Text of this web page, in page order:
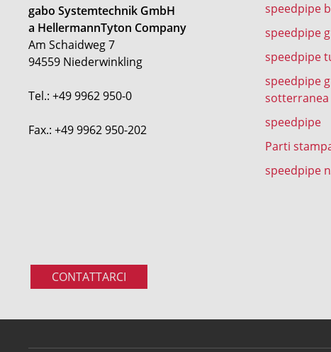
gabo Systemtechnik GmbH
a HellermannTyton Company
Am Schaidweg 7
94559 Niederwinkling
Tel.: +49 9962 950-0
Fax.: +49 9962 950-202
speedpipe
speedpipe
speedpipe
speedpipe
sotterranea
speedpipe
Parti
speedpipe
CONTATTARCI